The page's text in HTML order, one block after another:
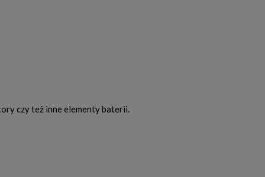
czy też inne elementy baterii.